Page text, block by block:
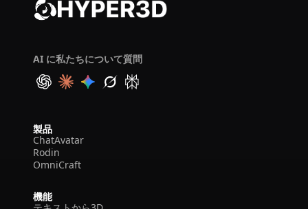
AI に私たちについて質問
製品
ChatAvatar
Rodin
OmniCraft
機能